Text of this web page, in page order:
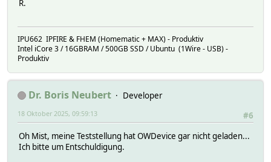
setuuid: Please define klDualInput10B first
Cannot load module OWDevice
setuuid: Please define klDualInput10A first
Cannot load module OWDevice
Cannot load module OWDevice
setuuid: Please define klDualInput3 first
setuuid: Please define klDualInput4 first
Cannot load module OWDevice
R.
IPU662 IPFIRE & FHEM (Homematic + MAX) - Produktiv
Intel iCore 3 / 16GBRAM / 500GB SSD / Ubuntu (1Wire - USB) -
Produktiv
Dr. Boris Neubert
Developer
#6
18 Oktober 2025, 09:59:13
Oh Mist, meine Teststellung hat OWDevice gar nicht geladen...
Ich bitte um Entschuldigung.